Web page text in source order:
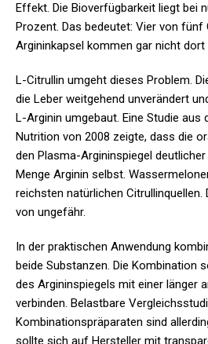
Effekt. Die Bioverfügbarkeit liegt bei
Prozent. Das bedeutet: Vier von fünf
Argininkapsel kommen gar nicht
L-Citrullin umgeht dieses Problem.
die Leber weitgehend unverändert
L-Arginin umgebaut. Eine Studie
Nutrition von 2008 zeigte, dass die
den Plasma-Argininspiegel
Menge Arginin selbst.
reichsten natürlichen
von ungefähr.
In der praktischen Anwendung
beide Substanzen. Die Kombination
des Argininspiegels mit einer länger
verbinden. Belastbare
Kombinationspräparaten sind
sollte sich auf Hersteller mit